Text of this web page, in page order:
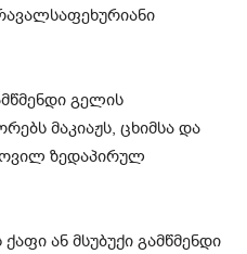
გელის
მაკიაჟს, ცხიმსა და
ზედაპირულ
ან მსუბუქი გამწმენდი